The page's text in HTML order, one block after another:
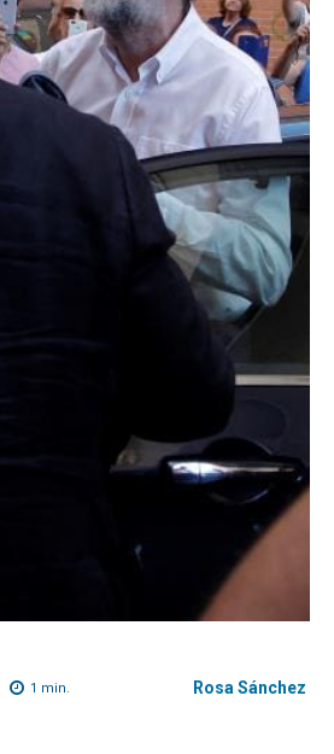
1 min. Rosa Sánchez